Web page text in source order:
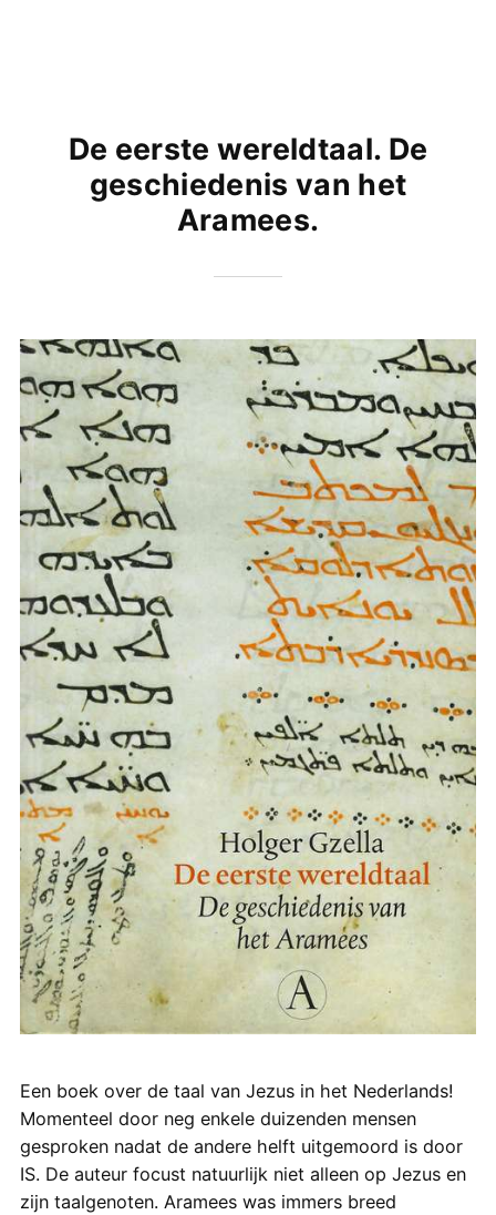
De eerste wereldtaal. De
geschiedenis van het
Aramees.
Een boek over de taal van Jezus in het Nederlands!
Momenteel door neg enkele duizenden mensen
gesproken nadat de andere helft uitgemoord is door
IS. De auteur focust natuurlijk niet alleen op Jezus en
zijn taalgenoten. Aramees was immers breed